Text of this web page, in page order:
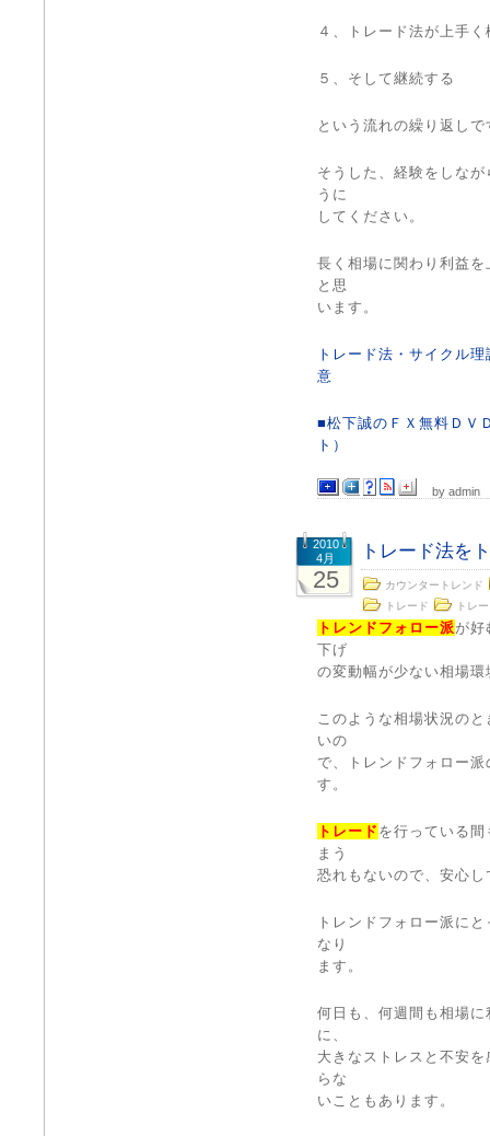
４、トレード法が上手
５、そして継続する
という流れの繰り返しで
そうした、経験をしな
うに
してください。
長く相場に関わり利益
と思
います。
トレード法・サイクル
意
■松下誠のＦＸ無料ＤＶ
ト）
by admin
2010
4月
25
トレード法を
カウンタートレンド
トレード
トレ
トレンドフォロー派が好
下げ
の変動幅が少ない相場環
このような相場状況の
いの
で、トレンドフォロー派
す。
トレード を行っている
まう
恐れもないので、安心
トレンドフォロー派に
なり
ます。
何日も、何週間も相場
に、
大きなストレスと不安
らな
いこともあります。